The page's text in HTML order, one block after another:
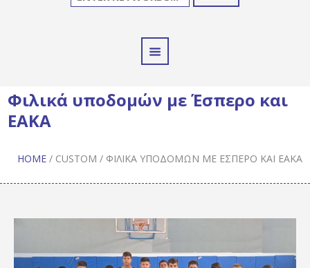
Φιλικά υποδομών με Έσπερο και
ΕΑΚΑ
HOME / CUSTOM / ΦΙΛΙΚΆ ΥΠΟΔΟΜΏΝ ΜΕ ΈΣΠΕΡΟ ΚΑΙ ΕΑΚΑ